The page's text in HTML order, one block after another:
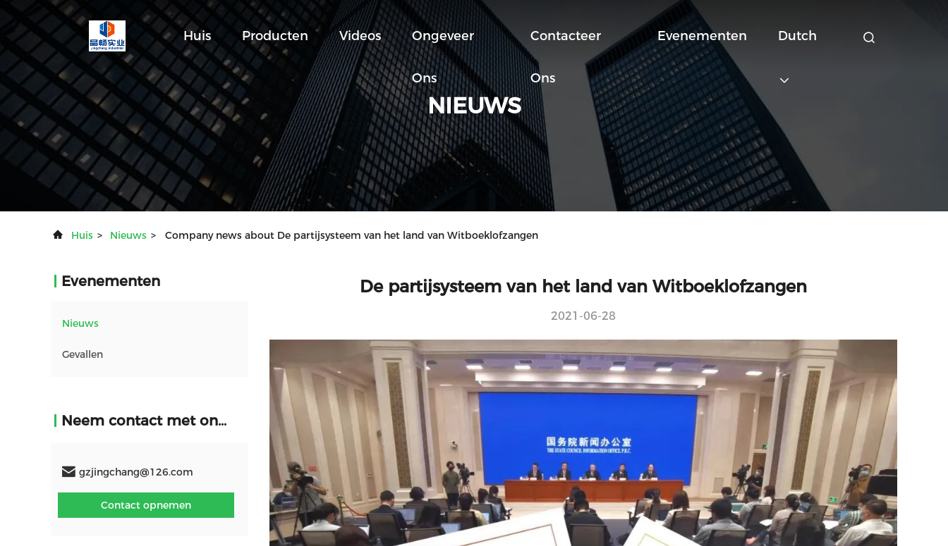
Huis Producten Videos Ongeveer
Ons
Contacteer
Ons
Evenementen Dutch
NIEUWS
Huis > Nieuws > Company news about De partijsysteem van het land van Witboeklofzangen
Evenementen
Nieuws
Gevallen
Neem contact met ons op
gzjingchang@126.com
Contact opnemen
De partijsysteem van het land van Witboeklofzangen
2021-06-28